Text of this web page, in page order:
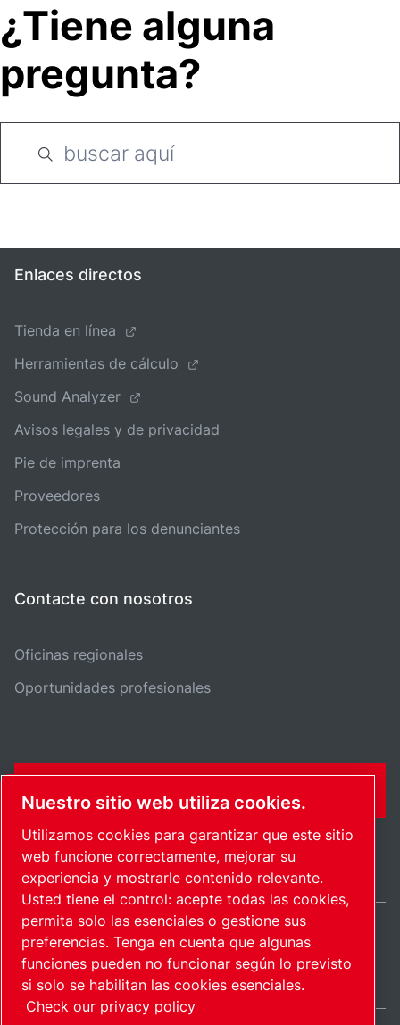
¿Tiene alguna
pregunta?
Enlaces directos
Tienda en línea
Herramientas de cálculo
Sound Analyzer
Avisos legales y de privacidad
Pie de imprenta
Proveedores
Protección para los denunciantes
Contacte con nosotros
Oficinas regionales
Oportunidades profesionales
Mapa del sitioAdministrar cookies © 2026 Copyright.
Spain / ES
Nuestro sitio web utiliza cookies.
Utilizamos cookies para garantizar que este sitio
web funcione correctamente, mejorar su
experiencia y mostrarle contenido relevante.
Usted tiene el control: acepte todas las cookies,
permita solo las esenciales o gestione sus
preferencias. Tenga en cuenta que algunas
funciones pueden no funcionar según lo previsto
si solo se habilitan las cookies esenciales.
Check our privacy policy